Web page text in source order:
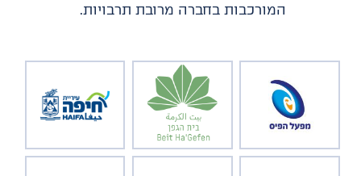
המורכבות בחברה מרובת תרבויות.